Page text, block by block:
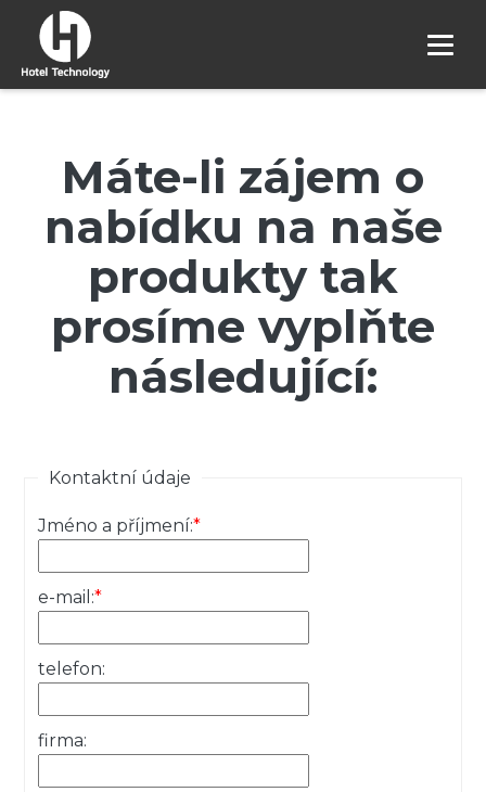
Máte-li zájem o
nabídku na naše
produkty tak
prosíme vyplňte
následující:
Kontaktní údaje
Jméno a příjmení:*
e-mail:*
telefon:
firma: